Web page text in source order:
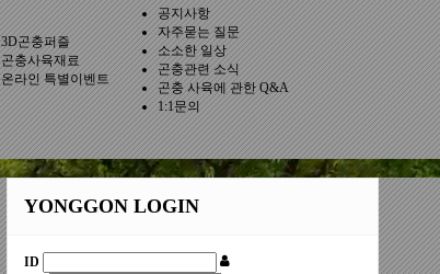
3D곤충퍼즐
곤충사육재료
온라인 특별이벤트
공지사항
자주묻는 질문
소소한 일상
곤충관련 소식
곤충 사육에 관한 Q&A
1:1문의
YONGGON LOGIN
ID